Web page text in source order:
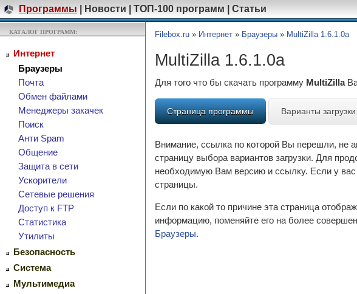
Программы Новости ТОП-100 программ Статьи
КАТАЛОГ ПРОГРАММ:
Интернет
Браузеры
Почта
Обмен файлами
Менеджеры закачек
Поиск
Анти Spam
Общение
Защита в сети
Ускорители
Сетевые решения
Доступ к FTP
Cтатистика
Утилиты
Безопасность
Система
Мультимедиа
Filebox.ru » Интернет » Браузеры » MultiZilla 1.6.1.0a
MultiZilla 1.6.1.0a
Для того что бы скачать программу MultiZilla
Страница программы Варианты загрузки
Внимание, ссылка по которой Вы перешли, не
страницу выбора вариантов загрузки. Для
необходимую Вам версию и ссылку. Если у
страницы.
Если по какой то причине эта страница
информацию, поменяйте его на более
Браузеры.